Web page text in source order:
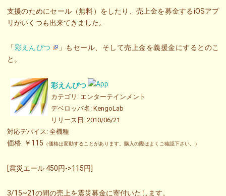
支援のためにセール（無料）をしたり、売上金を募金するiOSアプ
リがいくつも出来てきました。
「彩えんぴつ
」もセール、そして売上金を義援金にするとのこ
と。
彩えんぴつ
カテゴリ: エンターテインメント
デベロッパ名: KengoLab
リリース日: 2010/06/21
対応デバイス: 全機種
価格: ￥115 （価格は変動することがあります。購入の際はよくご確認下さい。）
[震災エール 450円->115円]
3/15~21の間の売上を震災募金に寄付いたします。